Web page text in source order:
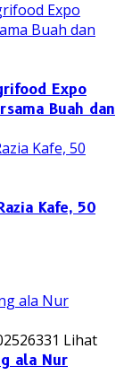
Expo
Buah dan
Kafe, 50
26331 Lihat
ala Nur